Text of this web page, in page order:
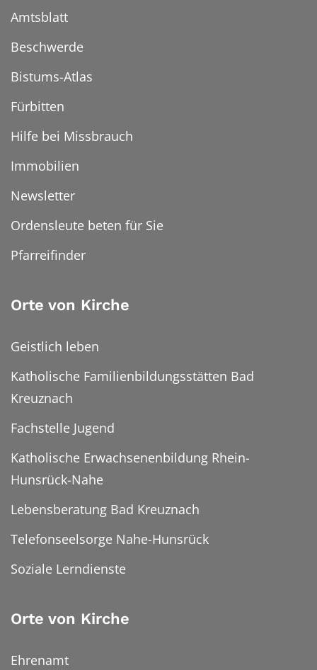
Amtsblatt
Beschwerde
Bistums-Atlas
Fürbitten
Hilfe bei Missbrauch
Immobilien
Newsletter
Ordensleute beten für Sie
Pfarreifinder
Orte von Kirche
Geistlich leben
Katholische Familienbildungsstätten Bad
Kreuznach
Fachstelle Jugend
Katholische Erwachsenenbildung Rhein-
Hunsrück-Nahe
Lebensberatung Bad Kreuznach
Telefonseelsorge Nahe-Hunsrück
Soziale Lerndienste
Orte von Kirche
Ehrenamt